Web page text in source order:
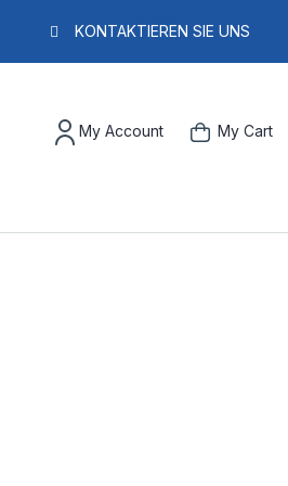
KONTAKTIEREN SIE UNS
My Account My Cart